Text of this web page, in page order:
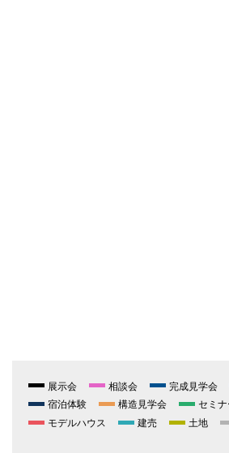
展示会 相談会 完成見学会
宿泊体験
構造見学会 セミナ
モデルハウス
建売 土地